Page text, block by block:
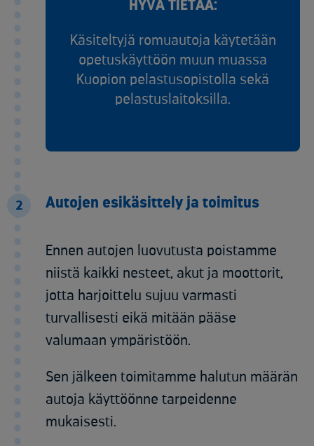
HYVÄ TIETÄÄ:
Käsiteltyjä romuautoja käytetään
opetuskäyttöön muun muassa
Kuopion pelastusopistolla sekä
pelastuslaitoksilla.
2 Autojen esikäsittely ja toimitus​
Ennen autojen luovutusta poistamme
niistä kaikki nesteet, akut ja moottorit,
jotta harjoittelu sujuu varmasti
turvallisesti eikä mitään pääse
valumaan ympäristöön.
Sen jälkeen toimitamme halutun määrän
autoja käyttöönne tarpeidenne
mukaisesti.